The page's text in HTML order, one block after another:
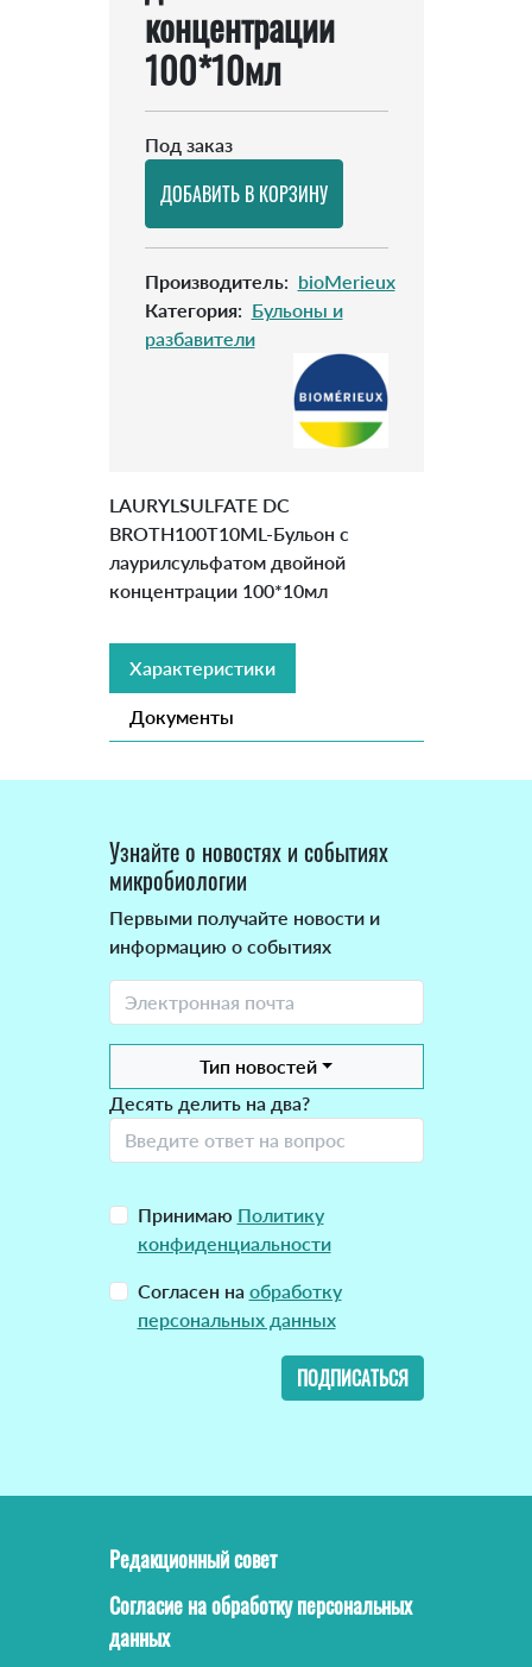
концентрации
100*10мл
Под заказ
Производитель: bioMerieux
Категория: Бульоны и
разбавители
LAURYLSULFATE DC
BROTH100T10ML-Бульон с
лаурилсульфатом двойной
концентрации 100*10мл
Характеристики
Документы
Узнайте о новостях и событиях
микробиологии
Первыми получайте новости и
информацию о событиях
Тип новостей
Десять делить на два?
Принимаю Политику
конфиденциальности
Согласен на обработку
персональных данных
ПОДПИСАТЬСЯ
Редакционный совет
Согласие на обработку персональных
данных